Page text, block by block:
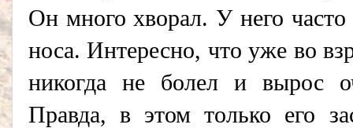
Он много хворал. У него
носа. Интересно, что уже во
никогда не болел и вырос
Правда, в этом только его